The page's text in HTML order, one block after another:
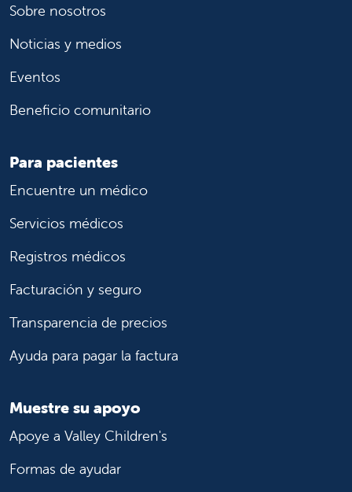
Sobre nosotros
Noticias y medios
Eventos
Beneficio comunitario
Para pacientes
Encuentre un médico
Servicios médicos
Registros médicos
Facturación y seguro
Transparencia de precios
Ayuda para pagar la factura
Muestre su apoyo
Apoye a Valley Children's
Formas de ayudar